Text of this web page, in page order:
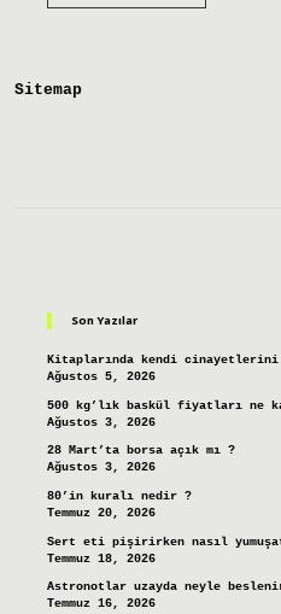
Sitemap
Son Yazılar
Kitaplarında kendi
Ağustos 5, 2026
500 kg’lık baskül fiyatları ne
Ağustos 3, 2026
28 Mart’ta borsa açık mı ?
Ağustos 3, 2026
80’in kuralı nedir ?
Temmuz 20, 2026
Sert eti pişirirken nasıl
Temmuz 18, 2026
Astronotlar uzayda neyle
Temmuz 16, 2026